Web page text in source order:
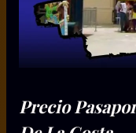
Precio